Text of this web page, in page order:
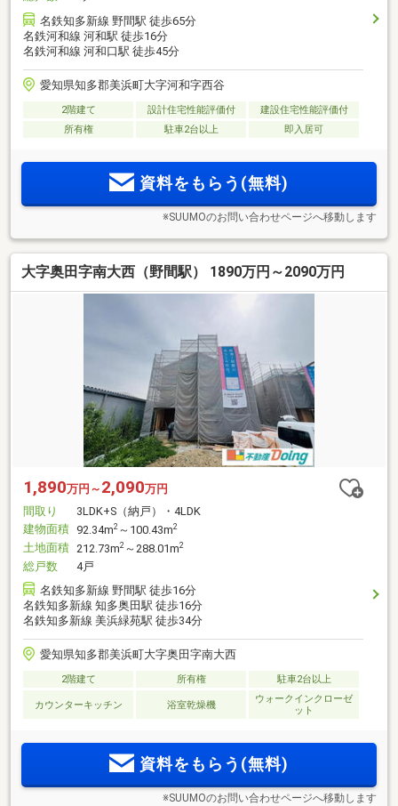
名鉄知多新線 野間駅 徒歩65分
名鉄河和線 河和駅 徒歩16分
名鉄河和線 河和口駅 徒歩45分
愛知県知多郡美浜町大字河和字西谷
2階建て 設計住宅性能評価付
建設住宅性能評価付
所有権
駐車2台以上 即入居可
資料をもらう(無料)
※SUUMOのお問い合わせページへ移動します
大字奥田字南大西（野間駅） 1890万円～2090万円
1,890万円～ 2,090万円
間取り
3LDK+S（納戸）・4LDK
建物面積 92.34m2 ～100.43m2
土地面積 212.73m2 ～288.01m2
総戸数
4戸
名鉄知多新線 野間駅 徒歩16分
名鉄知多新線 知多奥田駅 徒歩16分
名鉄知多新線 美浜緑苑駅 徒歩34分
愛知県知多郡美浜町大字奥田字南大西
2階建て 所有権 駐車2台以上
カウンターキッチン 浴室乾燥機
ウォークインクローゼ
ット
資料をもらう(無料)
※SUUMOのお問い合わせページへ移動します